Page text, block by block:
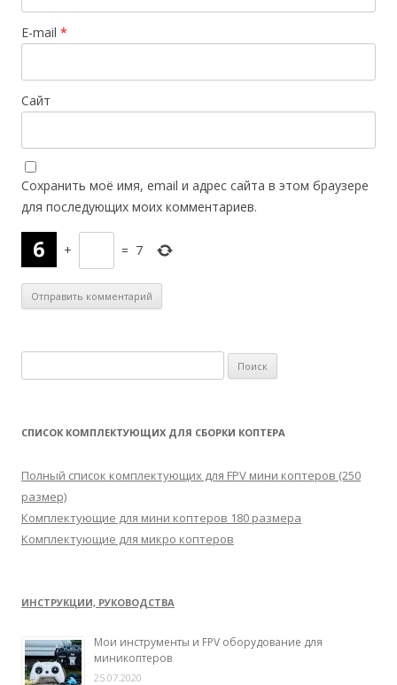
E-mail *
Сайт
Сохранить моё имя, email и адрес сайта в этом браузере
для последующих моих комментариев.
+ = 7
а
т
:
СПИСОК КОМПЛЕКТУЮЩИХ ДЛЯ СБОРКИ КОПТЕРА
Полный список комплектующих для FPV мини коптеров (250
размер)
Комплектующие для мини коптеров 180 размера
Комплектующие для микро коптеров
ИНСТРУКЦИИ, РУКОВОДСТВА
Мои инструменты и FPV оборудование для
миникоптеров
25.07.2020